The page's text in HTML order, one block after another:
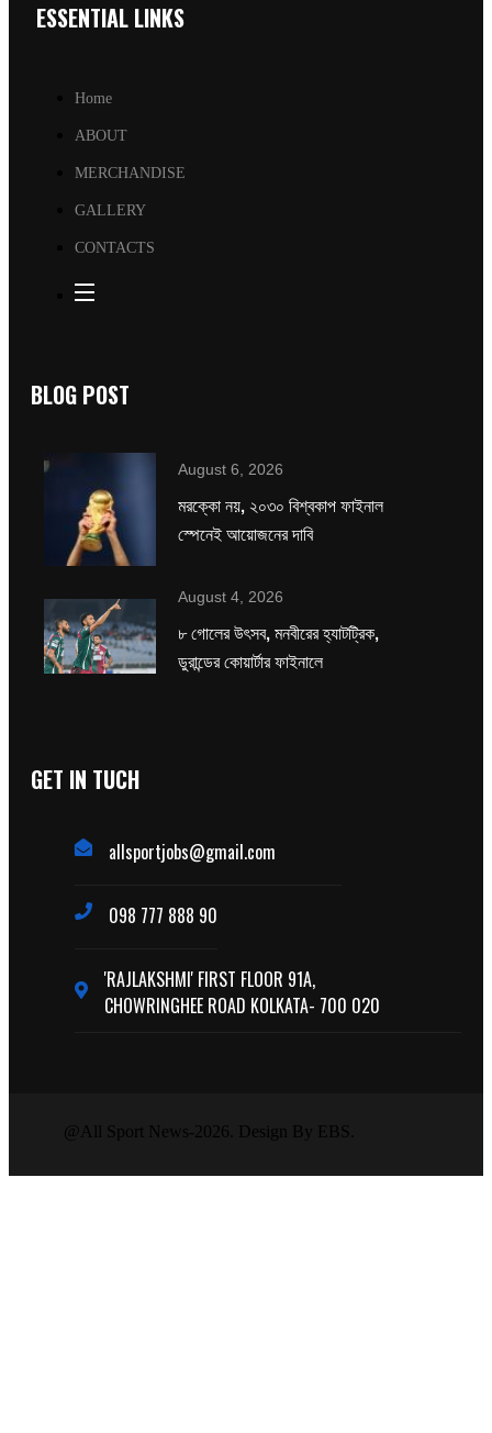
ESSENTIAL LINKS
Home
ABOUT
MERCHANDISE
GALLERY
CONTACTS
BLOG POST
August 6, 2026
মরক্কো নয়, ২০৩০ বিশ্বকাপ ফাইনাল
স্পেনেই আয়োজনের দাবি
August 4, 2026
৮ গোলের উৎসব, মনবীরের হ্যাটট্রিক,
ডুরান্ডের কোয়ার্টার ফাইনালে
GET IN TUCH
allsportjobs@gmail.com
098 777 888 90
'RAJLAKSHMI' FIRST FLOOR 91A,
CHOWRINGHEE ROAD KOLKATA- 700 020
@All Sport News-2026. Design By EBS.